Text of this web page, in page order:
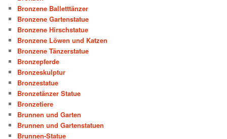
Bronzene Balletttänzer
Bronzene Gartenstatue
Bronzene Hirschstatue
Bronzene Löwen und Katzen
Bronzene Tänzerstatue
Bronzepferde
Bronzeskulptur
Bronzestatue
Bronzetänzer Statue
Bronzetiere
Brunnen und Garten
Brunnen und Gartenstatuen
Brunnen-Statue